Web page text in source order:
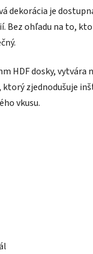
dekorácia je
Bez ohľadu na to,
HDF dosky,
zjednodušuje
vkusu.